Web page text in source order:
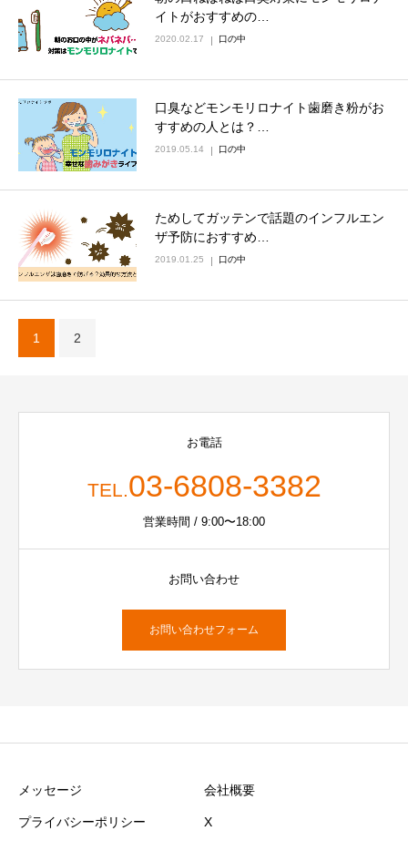
イトがおすすめの…
2020.02.17 口の中
口臭などモンモリロナイト歯磨き粉がお
すすめの人とは？…
2019.05.14 口の中
ためしてガッテンで話題のインフルエン
ザ予防におすすめ…
2019.01.25 口の中
1 2
お電話
TEL.03-6808-3382
営業時間 / 9:00〜18:00
お問い合わせ
お問い合わせフォーム
メッセージ 会社概要
プライバシーポリシー X